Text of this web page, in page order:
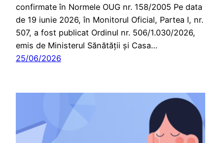
confirmate în Normele OUG nr. 158/2005 Pe data
de 19 iunie 2026, în Monitorul Oficial, Partea I, nr.
507, a fost publicat Ordinul nr. 506/1.030/2026,
emis de Ministerul Sănătății și Casa…
25/06/2026